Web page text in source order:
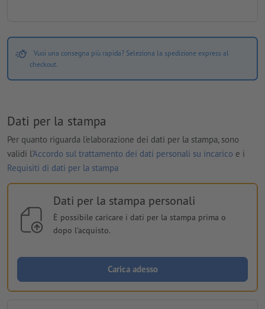
Vuoi una consegna più rapida? Seleziona la spedizione express al
checkout.
Dati per la stampa
Per quanto riguarda l'elaborazione dei dati per la stampa, sono
validi l'Accordo sul trattamento dei dati personali su incarico e i
Requisiti di dati per la stampa
Dati per la stampa personali
È possibile caricare i dati per la stampa prima o
dopo l'acquisto.
Carica adesso